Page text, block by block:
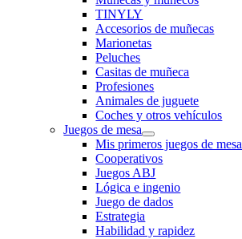
TINYLY
Accesorios de muñecas
Marionetas
Peluches
Casitas de muñeca
Profesiones
Animales de juguete
Coches y otros vehículos
Juegos de mesa
Mis primeros juegos de mesa
Cooperativos
Juegos ABJ
Lógica e ingenio
Juego de dados
Estrategia
Habilidad y rapidez